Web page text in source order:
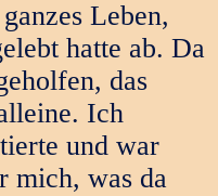
Leben,
hatte ab. Da
das
Ich
und war
mich, was da